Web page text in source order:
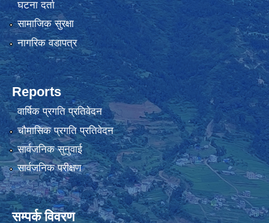
घटना दर्ता
सामाजिक सुरक्षा
नागरिक वडापत्र
Reports
वार्षिक प्रगति प्रतिवेदन
चौमासिक प्रगति प्रतिवेदन
सार्वजनिक सुनुवाई
सार्वजनिक परीक्षण
सम्पर्क विवरण